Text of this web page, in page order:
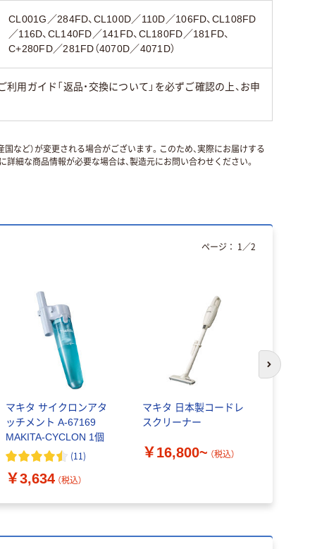
CL001G／284FD、CL100D／110D／106FD、CL108FD
／116D、CL140FD／141FD、CL180FD／181FD、
C+280FD／281FD（4070D／4071D）
用ガイド「返品・交換について」を必ずご確認の上、お申
など）が変更される場合がございます。このため、実際にお届けする
細な商品情報が必要な場合は、製造元にお問い合わせください。
マキタ サイクロンアタ
ッチメント A-67169
MAKITA-CYCLON 1個
(11)
￥3,634 （税込）
マキタ 日本製コードレ
スクリーナー
￥16,800~ （税込）
ページ： 1 ／2
次のスライド